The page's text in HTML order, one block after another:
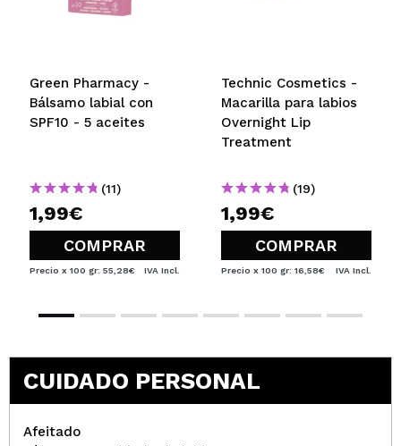
Green Pharmacy -
Bálsamo labial con
SPF10 - 5 aceites
(11)
1,99€
COMPRAR
Precio x 100 gr: 55,28€ IVA Incl.
Technic Cosmetics -
Macarilla para labios
Overnight Lip
Treatment
(19)
1,99€
COMPRAR
Precio x 100 gr: 16,58€ IVA Incl.
CUIDADO PERSONAL
Afeitado